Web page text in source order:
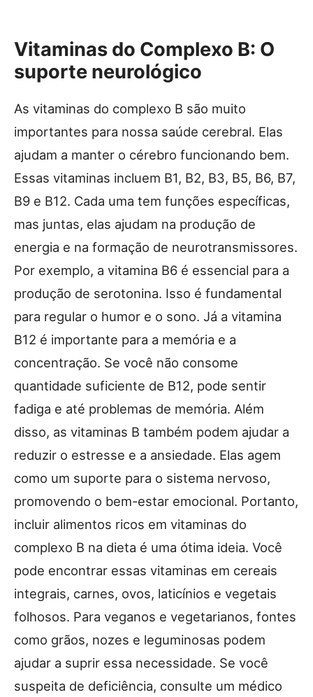
Vitaminas do Complexo B: O
suporte neurológico
As vitaminas do complexo B são muito
importantes para nossa saúde cerebral. Elas
ajudam a manter o cérebro funcionando bem.
Essas vitaminas incluem B1, B2, B3, B5, B6, B7,
B9 e B12. Cada uma tem funções específicas,
mas juntas, elas ajudam na produção de
energia e na formação de neurotransmissores.
Por exemplo, a vitamina B6 é essencial para a
produção de serotonina. Isso é fundamental
para regular o humor e o sono. Já a vitamina
B12 é importante para a memória e a
concentração. Se você não consome
quantidade suficiente de B12, pode sentir
fadiga e até problemas de memória. Além
disso, as vitaminas B também podem ajudar a
reduzir o estresse e a ansiedade. Elas agem
como um suporte para o sistema nervoso,
promovendo o bem-estar emocional. Portanto,
incluir alimentos ricos em vitaminas do
complexo B na dieta é uma ótima ideia. Você
pode encontrar essas vitaminas em cereais
integrais, carnes, ovos, laticínios e vegetais
folhosos. Para veganos e vegetarianos, fontes
como grãos, nozes e leguminosas podem
ajudar a suprir essa necessidade. Se você
suspeita de deficiência, consulte um médico